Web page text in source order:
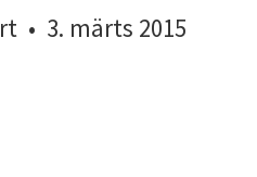
• 3. märts 2015